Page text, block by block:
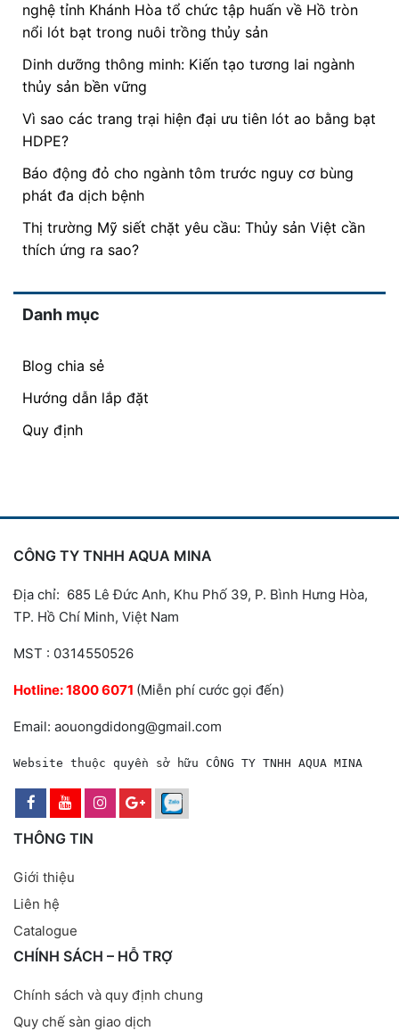
nghệ tỉnh Khánh Hòa tổ chức tập huấn về Hồ tròn
nổi lót bạt trong nuôi trồng thủy sản
Dinh dưỡng thông minh: Kiến tạo tương lai ngành
thủy sản bền vững
Vì sao các trang trại hiện đại ưu tiên lót ao bằng bạt
HDPE?
Báo động đỏ cho ngành tôm trước nguy cơ bùng
phát đa dịch bệnh
Thị trường Mỹ siết chặt yêu cầu: Thủy sản Việt cần
thích ứng ra sao?
Danh mục
Blog chia sẻ
Hướng dẫn lắp đặt
Quy định
CÔNG TY TNHH AQUA MINA
Địa chỉ: 685 Lê Đức Anh, Khu Phố 39, P. Bình Hưng Hòa,
TP. Hồ Chí Minh, Việt Nam
MST : 0314550526
Hotline:1800 6071 (Miễn phí cước gọi đến)
Email: aouongdidong@gmail.com
Website thuộc quyền sở hữu CÔNG TY TNHH AQUA MINA
THÔNG TIN
Giới thiệu
Liên hệ
Catalogue
CHÍNH SÁCH – HỖ TRỢ
Chính sách và quy định chung
Quy chế sàn giao dịch